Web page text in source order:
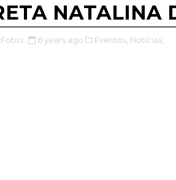
NATALINA
6 years ago Eventos, Notícias,